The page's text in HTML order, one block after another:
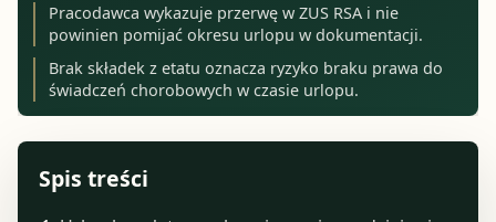
Pracodawca wykazuje przerwę w ZUS RSA i nie
powinien pomijać okresu urlopu w dokumentacji.
Brak składek z etatu oznacza ryzyko braku prawa do
świadczeń chorobowych w czasie urlopu.
Spis treści